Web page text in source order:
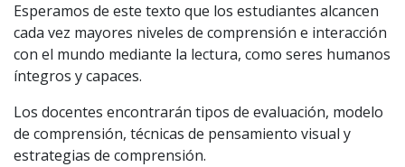
Esperamos de este texto que los estudiantes alcancen
cada vez mayores niveles de comprensión e interacción
con el mundo mediante la lectura, como seres humanos
íntegros y capaces.
Los docentes encontrarán tipos de evaluación, modelo
de comprensión, técnicas de pensamiento visual y
estrategias de comprensión.